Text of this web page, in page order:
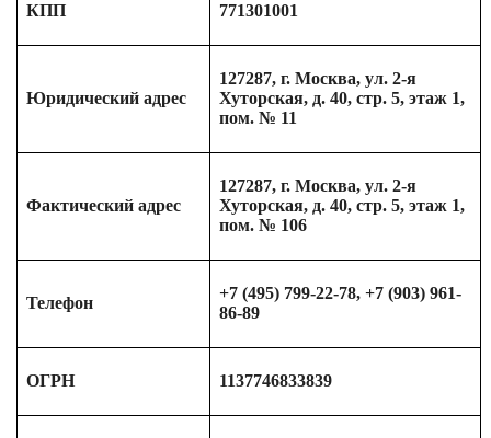
КПП 771301001
Юридический адрес
127287, г. Москва, ул. 2-я
Хуторская, д. 40, стр. 5, этаж 1,
пом. № 11
Фактический адрес
127287, г. Москва, ул. 2-я
Хуторская, д. 40, стр. 5, этаж 1,
пом. № 106
Телефон
+7 (495) 799-22-78, +7 (903) 961-
86-89
ОГРН 1137746833839